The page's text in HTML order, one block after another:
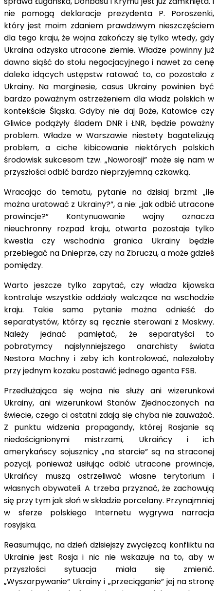
nie pomogą deklaracje prezydenta P. Poroszenki,
który jest moim zdaniem prawdziwym nieszczęściem
dla tego kraju, że wojna zakończy się tylko wtedy, gdy
Ukraina odzyska utracone ziemie. Władze powinny już
dawno siąść do stołu negocjacyjnego i nawet za cenę
daleko idących ustępstw ratować to, co pozostało z
Ukrainy. Na marginesie, casus Ukrainy powinien być
bardzo poważnym ostrzeżeniem dla władz polskich w
kontekście Śląska. Gdyby nie daj Boże, Katowice czy
Gliwice podążyły śladem DNR i ŁNR, będzie poważny
problem. Władze w Warszawie niestety bagatelizują
problem, a ciche kibicowanie niektórych polskich
środowisk sukcesom tzw. „Noworosji” może się nam w
przyszłości odbić bardzo nieprzyjemną czkawką.
Wracając do tematu, pytanie na dzisiaj brzmi: „ile
można uratować z Ukrainy?”, a nie: „jak odbić utracone
prowincje?” Kontynuowanie wojny oznacza
nieuchronny rozpad kraju, otwarta pozostaje tylko
kwestia czy wschodnia granica Ukrainy będzie
przebiegać na Dnieprze, czy na Zbruczu, a może gdzieś
pomiędzy.
Warto jeszcze tylko zapytać, czy władza kijowska
kontroluje wszystkie oddziały walczące na wschodzie
kraju. Takie samo pytanie można odnieść do
separatystów, którzy są ręcznie sterowani z Moskwy.
Należy jednać pamiętać, że separatyści to
pobratymcy najsłynniejszego anarchisty świata
Nestora Machny i żeby ich kontrolować, należałoby
przy jednym kozaku postawić jednego agenta FSB.
Przedłużająca się wojna nie służy ani wizerunkowi
Ukrainy, ani wizerunkowi Stanów Zjednoczonych na
świecie, czego ci ostatni zdają się chyba nie zauważać.
Z punktu widzenia propagandy, której Rosjanie są
niedoścignionymi mistrzami, Ukraińcy i ich
amerykańscy sojusznicy „na starcie” są na straconej
pozycji, ponieważ usiłując odbić utracone prowincje,
Ukraińcy muszą ostrzeliwać własne terytorium i
własnych obywateli. A trzeba przyznać, że zachowują
się przy tym jak słoń w składzie porcelany. Przynajmniej
w sferze polskiego Internetu wygrywa narracja
rosyjska.
Reasumując, na dzień dzisiejszy zwycięzcą konfliktu na
Ukrainie jest Rosja i nic nie wskazuje na to, aby w
przyszłości sytuacja miała się zmienić.
„Wyszarpywanie” Ukrainy i „przeciąganie” jej na stronę